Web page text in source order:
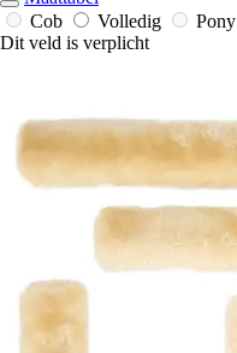
Cob
Volledig
Pony
Dit veld is verplicht